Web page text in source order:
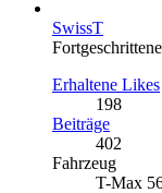
SwissT
Erhaltene Likes
198
Beiträge
402
Fahrzeug
T-Max